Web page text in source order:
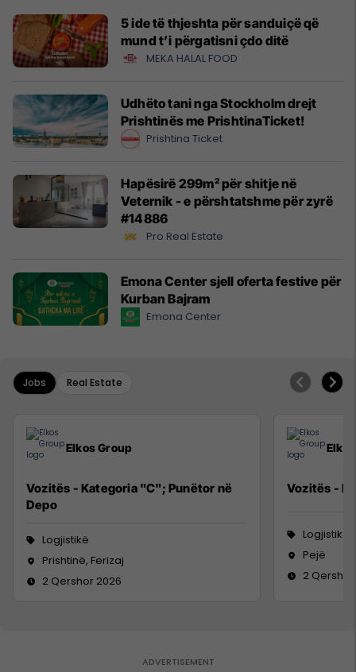
5 ide të thjeshta për sanduiçë që
mund t’i përgatisni çdo ditë
MEKA HALAL FOOD
Udhëto tani nga Stockholm drejt
Prishtinës me PrishtinaTicket!
Prishtina Ticket
Hapësirë 299m² për shitje në
Veternik - e përshtatshme për zyrë
#14886
Pro Real Estate
Emona Center sjell oferta festive për
Kurban Bajram
Emona Center
Jobs Real Estate
Elkos Group
Vozitës - Kategoria "C"; Punëtor në
Depo
Logjistikë
Prishtinë, Ferizaj
2 Qershor 2026
Vozitës -
Logjistikë
Pejë
2